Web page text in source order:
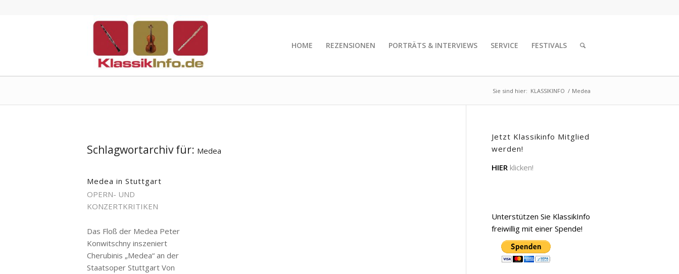
HOME REZENSIONEN PORTRÄTS & INTERVIEWS SERVICE FESTIVALS
Sie sind hier: KLASSIKINFO / Medea
Schlagwortarchiv für: Medea
Medea in Stuttgart
OPERN- UND
KONZERTKRITIKEN
Das Floß der Medea Peter
Konwitschny inszeniert
Cherubinis „Medea“ an der
Staatsoper Stuttgart Von
Jetzt Klassikinfo Mitglied
werden!
HIER klicken!
Unterstützen Sie KlassikInfo
freiwillig mit einer Spende!